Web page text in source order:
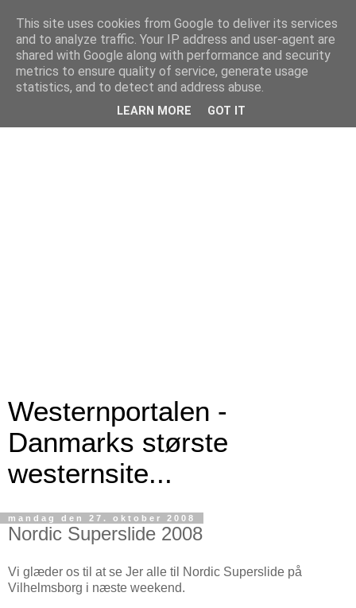
Westernportalen -
Danmarks største
westernsite...
mandag den 27. oktober 2008
Nordic Superslide 2008
Vi glæder os til at se Jer alle til Nordic Superslide på
Vilhelmsborg i næste weekend.
This site uses cookies from Google to deliver its services
and to analyze traffic. Your IP address and user-agent are
shared with Google along with performance and security
metrics to ensure quality of service, generate usage
statistics, and to detect and address abuse.
LEARN MORE GOT IT